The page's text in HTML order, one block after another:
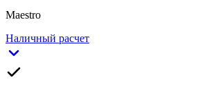
Maestro
Наличный расчет